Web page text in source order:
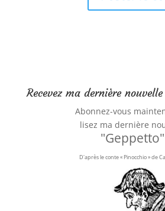
Recevez ma dernière
Abonnez-vous
lisez ma dernière
"Geppetto"
D'après le conte « Pinocchio » de